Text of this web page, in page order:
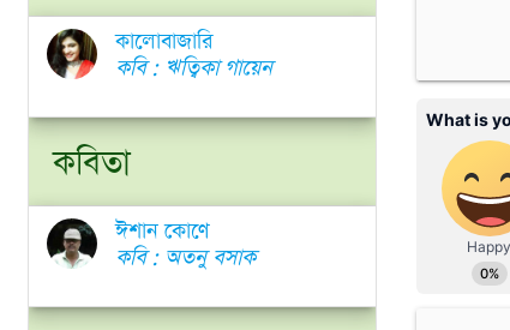
কালোবাজারি
কবি : ঋত্বিকা গায়েন
কবিতা
ঈশান কোণে
কবি : অতনু বসাক